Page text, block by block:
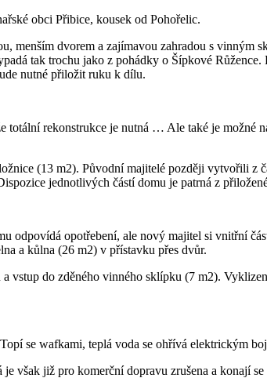
obci Přibice, kousek od Pohořelic.
menším dvorem a zajímavou zahradou s
tak trochu jako z pohádky o Šípkové
nutné přiložit ruku k dílu.
rekonstrukce je nutná … Ale také je možné
(13 m2). Původní majitelé později vytvořili z
jednotlivých částí domu je patrná z
odpovídá opotřebení, ale nový majitel si vnitřní
a kůlna (26 m2) v přístavku přes dvůr.
vstup do zděného vinného sklípku (7 m2).
se wafkami, teplá voda se ohřívá elektrickým
však již pro komerční dopravu zrušena a konají